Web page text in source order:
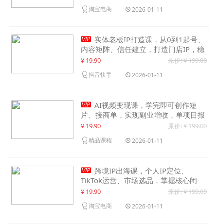
淘宝电商 2026-01-11
 实体老板IP打造课，从0到1起号、
内容矩阵、信任建立，打造门店IP，稳
定获客增收
¥ 19.90 原价: ¥ 199.00
抖音快手 2026-01-11
 AI视频变现课，学完即可创作短
片、接商单，实现副业增收，单项目报
价可达千元
¥ 19.90 原价: ¥ 199.00
精品课程 2026-01-11
 跨境IP出海课，个人IP定位、
TikTok运营、市场选品，掌握核心闭
环，实现月入1万美金+
¥ 19.90 原价: ¥ 199.00
淘宝电商 2026-01-11